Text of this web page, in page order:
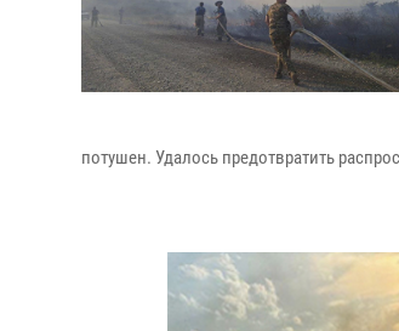
потушен. Удалось предотвратить